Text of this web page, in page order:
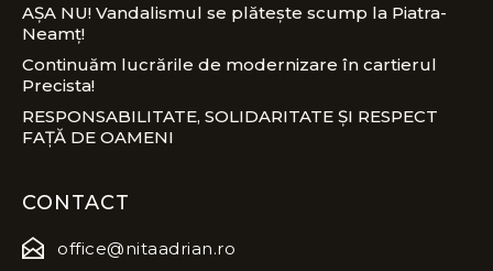
AȘA NU! Vandalismul se plătește scump la Piatra-
Neamț!
Continuăm lucrările de modernizare în cartierul
Precista!
RESPONSABILITATE, SOLIDARITATE ȘI RESPECT
FAȚĂ DE OAMENI
CONTACT
office@nitaadrian.ro